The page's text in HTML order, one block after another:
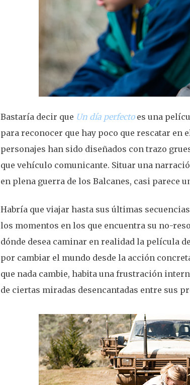
Bastaría decir que Un día perfectoes una
para reconocer que hay poco que rescatar en
personajes han sido diseñados con trazo
que vehículo comunicante. Situar una
en plena guerra de los Balcanes, casi parece
Habría que viajar hasta sus últimas
los momentos en los que encuentra su no-
dónde desea caminar en realidad la película de
por cambiar el mundo desde la acción
que nada cambie, habita una frustración
de ciertas miradas desencantadas entre sus